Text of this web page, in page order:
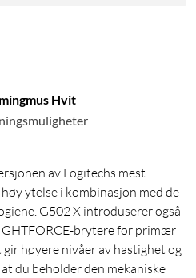
Hvit
av Logitechs mest
ytelse i kombinasjon med de
G502 X introduserer også
brytere for primær
høyere nivåer av hastighet og
du beholder den mekaniske